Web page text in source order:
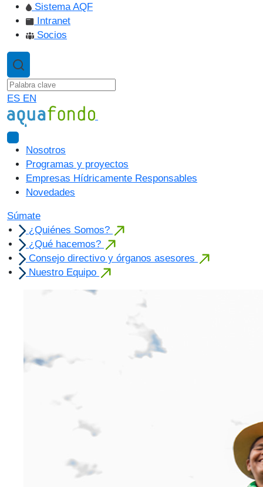
Sistema AQF
Intranet
Socios
ES EN
Nosotros
Programas y proyectos
Empresas Hídricamente Responsables
Novedades
Súmate
¿Quiénes Somos?
¿Qué hacemos?
Consejo directivo y órganos asesores
Nuestro Equipo